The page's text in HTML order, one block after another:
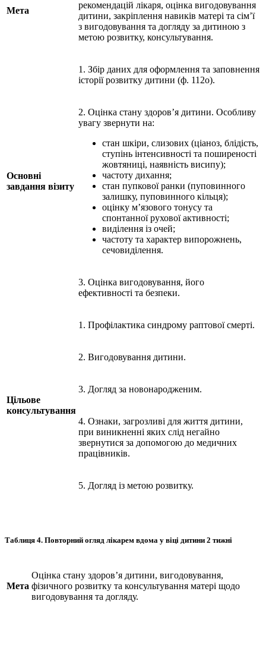
Мета
рекомендацій лікаря, оцінка вигодовування
дитини, закріплення навиків матері та сім’ї
з вигодовування та догляду за дитиною з
метою розвитку, консультування.
Основні
завдання візиту
1. Збір даних для оформлення та заповнення
історії розвитку дитини (ф. 112о).
2. Оцінка стану здоров’я дитини. Особливу
увагу звернути на:
стан шкіри, слизових (ціаноз, блідість,
ступінь інтенсивності та поширеності
жовтяниці, наявність висипу);
частоту дихання;
стан пупкової ранки (пуповинного
залишку, пуповинного кільця);
оцінку м’язового тонусу та
спонтанної рухової активності;
виділення із очей;
частоту та характер випорожнень,
сечовиділення.
3. Оцінка вигодовування, його
ефективності та безпеки.
Цільове
консультування
1. Профілактика синдрому раптової смерті.
2. Вигодовування дитини.
3. Догляд за новонародженим.
4. Ознаки, загрозливі для життя дитини,
при виникненні яких слід негайно
звернутися за допомогою до медичних
працівників.
5. Догляд із метою розвитку.
Таблиця 4. Повторний огляд лікарем вдома у віці дитини 2 тижні
Мета
Оцінка стану здоров’я дитини, вигодовування,
фізичного розвитку та консультування матері щодо
вигодовування та догляду.